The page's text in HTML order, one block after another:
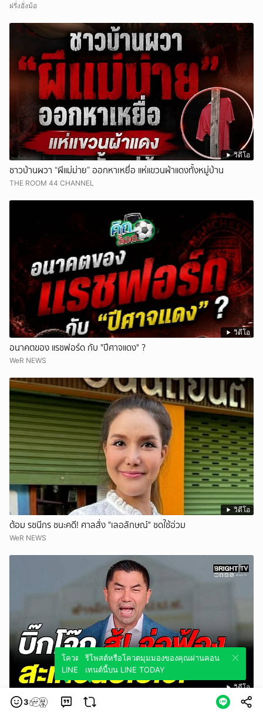
ฝรั่งอั่งม้อ
วิดีโอ
ชาวบ้านผวา “ผีแม่ม่าย” ออกหาเหยื่อ แห่แขวนผ้าแดงทั้งหมู่บ้าน
THE ROOM 44 CHANNEL
วิดีโอ
อนาคตของ แรชฟอร์ด กับ "ปีศาจแดง" ?
WeR NEWS
วิดีโอ
ต้อม รชนีกร ชนะคดี! ศาลสั่ง "เลอลักษณ์" ชดใช้อ่วม
WeR NEWS
วิดีโอ
พล.ต.อ.สุรเชชษฐ์ จ่อฟ้อง เลขาฯ-รองเลขาฯ ป.ป.ช. ผิด ม.157 ปมออก
3
โควตมุมมองของคุณผ่านคอนเทนต์นี้บน
LINE TODAY
รีโพสต์หรือโควตมุมมองของคุณผ่านคอน
เทนต์นี้บน LINE TODAY